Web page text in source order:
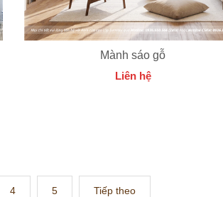
Mành sáo gỗ
Liên hệ
4 5 Tiếp theo